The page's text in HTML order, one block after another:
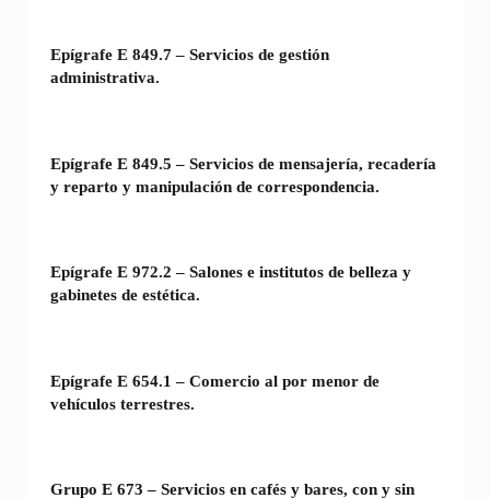
Epígrafe E 849.7 – Servicios de gestión
administrativa.
Epígrafe E 849.5 – Servicios de mensajería, recadería
y reparto y manipulación de correspondencia.
Epígrafe E 972.2 – Salones e institutos de belleza y
gabinetes de estética.
Epígrafe E 654.1 – Comercio al por menor de
vehículos terrestres.
Grupo E 673 – Servicios en cafés y bares, con y sin